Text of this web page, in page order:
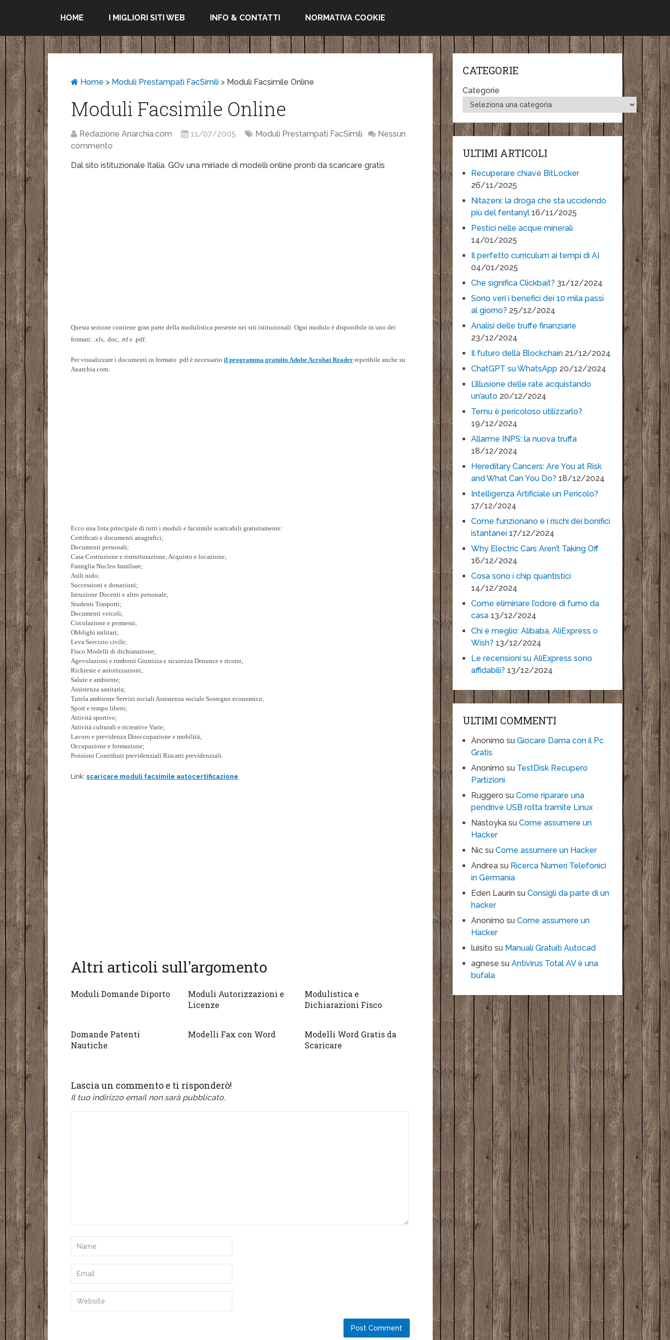
HOME I MIGLIORI SITI WEB INFO & CONTATTI NORMATIVA COOKIE
Home > Moduli Prestampati FacSimili > Moduli Facsimile Online
Moduli Facsimile Online
Redazione Anarchia.com 11/07/2005 Moduli Prestampati FacSimili
Nessun
commento
Dal sito istituzionale Italia. GOv una miriade di modelli online pronti da scaricare gratis
Questa sezione contiene gran parte della modulistica presente nei siti istituzionali. Ogni modulo è disponibile in uno dei
formati: .xls, .doc, .rtf e .pdf.
Per visualizzare i documenti in formato .pdf è necessarioil programma gratuito Adobe Acrobat Reader reperibile anche su
Anarchia.com.
Ecco una lista principale di tutti i moduli e facsimile scaricabili gratuitamente:
Certificati e documenti anagrafici;
Documenti personali;
Casa Costruzione e ristrutturazione, Acquisto e locazione;
Famiglia Nucleo familiare;
Asili nido;
Successioni e donazioni;
Istruzione Docenti e altro personale;
Studenti Trasporti;
Documenti veicoli;
Circolazione e permessi;
Obblighi militari;
Leva Servizio civile;
Fisco Modelli di dichiarazione;
Agevolazioni e rimborsi Giustizia e sicurezza Denunce e ricorsi;
Richieste e autorizzazioni;
Salute e ambiente;
Assistenza sanitaria;
Tutela ambiente Servizi sociali Assistenza sociale Sostegno economico;
Sport e tempo libero;
Attività sportive;
Attività culturali e ricreative Varie;
Lavoro e previdenza Disoccupazione e mobilità;
Occupazione e formazione;
Pensioni Contributi previdenziali Riscatti previdenziali.
Link:scaricare moduli facsimile autocertificazione.
Altri articoli sull'argomento
Moduli Domande Diporto
Moduli Autorizzazioni e
Licenze
Modulistica e
Dichiarazioni Fisco
Domande Patenti
Nautiche
Modelli Fax con Word
Modelli Word Gratis da
Scaricare
Lascia un commento e ti risponderò!
Il tuo indirizzo email non sarà pubblicato.
CATEGORIE
Categorie
ULTIMI ARTICOLI
Recuperare chiave BitLocker
26/11/2025
Nitazeni: la droga che sta uccidendo
più del fentanyl 16/11/2025
Pestici nelle acque minerali
14/01/2025
Il perfetto curriculum ai tempi di AI
04/01/2025
Che significa Clickbait? 31/12/2024
Sono veri i benefici dei 10 mila passi
al giorno? 25/12/2024
Analisi delle truffe finanziarie
23/12/2024
Il futuro della Blockchain 21/12/2024
ChatGPT su WhatsApp 20/12/2024
L’illusione delle rate acquistando
un’auto 20/12/2024
Temu è pericoloso utilizzarlo?
19/12/2024
Allarme INPS: la nuova truffa
18/12/2024
Hereditary Cancers: Are You at Risk
and What Can You Do? 18/12/2024
Intelligenza Artificiale un Pericolo?
17/12/2024
Come funzionano e i rischi dei bonifici
istantanei 17/12/2024
Why Electric Cars Aren’t Taking Off
16/12/2024
Cosa sono i chip quantistici
14/12/2024
Come eliminare l’odore di fumo da
casa 13/12/2024
Chi è meglio: Alibaba, AliExpress o
Wish? 13/12/2024
Le recensioni su AliExpress sono
affidabili? 13/12/2024
ULTIMI COMMENTI
Anonimo suGiocare Dama con il Pc
Gratis
Anonimo su TestDisk Recupero
Partizioni
Ruggero suCome riparare una
pendrive USB rotta tramite Linux
Nastoyka suCome assumere un
Hacker
Nic suCome assumere un Hacker
Andrea su Ricerca Numeri Telefonici
in Germania
Eden Laurin suConsigli da parte di un
hacker
Anonimo suCome assumere un
Hacker
luisito su Manuali Gratuiti Autocad
agnese suAntivirus Total AV è una
bufala